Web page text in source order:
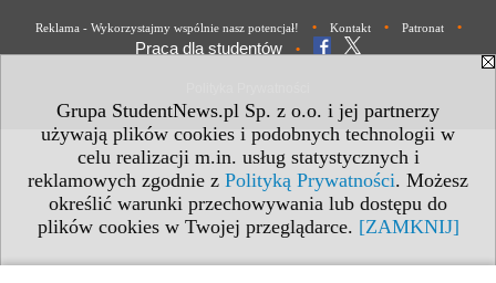
Grupa StudentNews.pl Sp. z o.o. i jej partnerzy
używają plików cookies i podobnych technologii w
celu realizacji m.in. usług statystycznych i
reklamowych zgodnie z Polityką Prywatności. Możesz
określić warunki przechowywania lub dostępu do
plików cookies w Twojej przeglądarce. [ZAMKNIJ]
Reklama - Wykorzystajmy wspólnie nasz potencjał! • Kontakt • Patronat •
Praca dla studentów •